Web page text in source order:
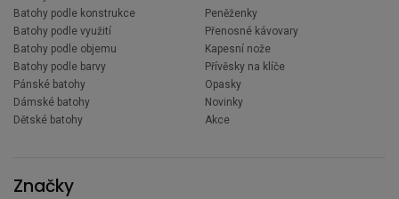
Batohy podle konstrukce
Batohy podle využití
Batohy podle objemu
Batohy podle barvy
Pánské batohy
Dámské batohy
Dětské batohy
Peněženky
Přenosné kávovary
Kapesní nože
Přívěsky na klíče
Opasky
Novinky
Akce
Značky